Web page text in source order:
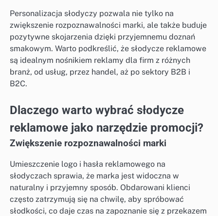
Personalizacja słodyczy pozwala nie tylko na
zwiększenie rozpoznawalności marki, ale także buduje
pozytywne skojarzenia dzięki przyjemnemu doznań
smakowym. Warto podkreślić, że słodycze reklamowe
są idealnym nośnikiem reklamy dla firm z różnych
branż, od usług, przez handel, aż po sektory B2B i
B2C.
Dlaczego warto wybrać słodycze
reklamowe jako narzędzie promocji?
Zwiększenie rozpoznawalności marki
Umieszczenie logo i hasła reklamowego na
słodyczach sprawia, że marka jest widoczna w
naturalny i przyjemny sposób. Obdarowani klienci
często zatrzymują się na chwilę, aby spróbować
słodkości, co daje czas na zapoznanie się z przekazem